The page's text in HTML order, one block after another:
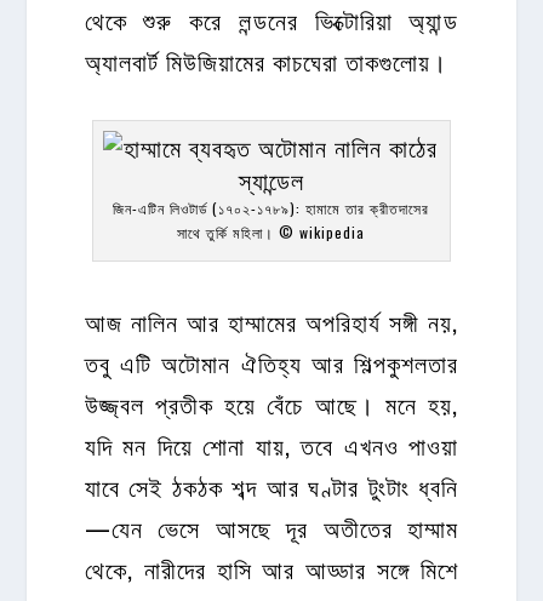
থেকে শুরু করে লন্ডনের ভিক্টোরিয়া অ্যান্ড
অ্যালবার্ট মিউজিয়ামের কাচঘেরা তাকগুলোয়।
জিন-এটিন লিওটার্ড (১৭০২-১৭৮৯): হামামে তার ক্রীতদাসের
সাথে তুর্কি মহিলা। © wikipedia
আজ নালিন আর হাম্মামের অপরিহার্য সঙ্গী নয়,
তবু এটি অটোমান ঐতিহ্য আর শিল্পকুশলতার
উজ্জ্বল প্রতীক হয়ে বেঁচে আছে। মনে হয়,
যদি মন দিয়ে শোনা যায়, তবে এখনও পাওয়া
যাবে সেই ঠকঠক শব্দ আর ঘণ্টার টুংটাং ধ্বনি
—যেন ভেসে আসছে দূর অতীতের হাম্মাম
থেকে, নারীদের হাসি আর আড্ডার সঙ্গে মিশে